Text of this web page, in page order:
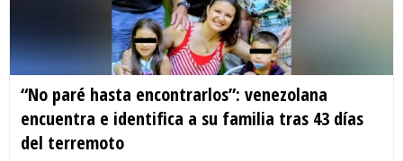
“No paré hasta encontrarlos”: venezolana
encuentra e identifica a su familia tras 43 días
del terremoto